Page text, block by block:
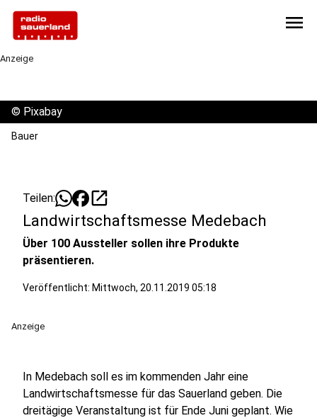
menu
Anzeige
© Pixabay
Bauer
Teilen: open_in_new
Landwirtschaftsmesse Medebach
Über 100 Aussteller sollen ihre Produkte
präsentieren.
Veröffentlicht: Mittwoch, 20.11.2019 05:18
Anzeige
In Medebach soll es im kommenden Jahr eine
Landwirtschaftsmesse für das Sauerland geben. Die
dreitägige Veranstaltung ist für Ende Juni geplant. Wie